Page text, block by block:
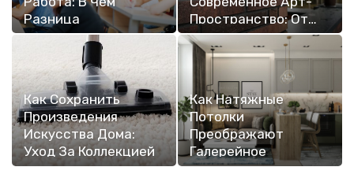
Разница
Пространство: От…
Как Сохранить
Произведения
Искусства Дома:
Уход За Коллекцией
И…
Как Натяжные
Потолки
Преображают
Галерейное
Пространство: